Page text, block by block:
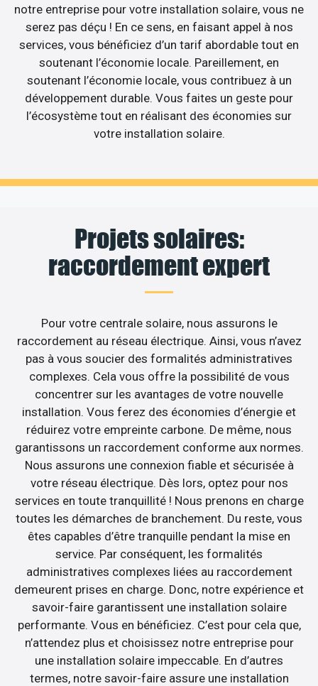
notre entreprise pour votre installation solaire, vous ne
serez pas déçu ! En ce sens, en faisant appel à nos
services, vous bénéficiez d’un tarif abordable tout en
soutenant l’économie locale. Pareillement, en
soutenant l’économie locale, vous contribuez à un
développement durable. Vous faites un geste pour
l’écosystème tout en réalisant des économies sur
votre installation solaire.
Projets solaires:
raccordement expert
Pour votre centrale solaire, nous assurons le
raccordement au réseau électrique. Ainsi, vous n’avez
pas à vous soucier des formalités administratives
complexes. Cela vous offre la possibilité de vous
concentrer sur les avantages de votre nouvelle
installation. Vous ferez des économies d’énergie et
réduirez votre empreinte carbone. De même, nous
garantissons un raccordement conforme aux normes.
Nous assurons une connexion fiable et sécurisée à
votre réseau électrique. Dès lors, optez pour nos
services en toute tranquillité ! Nous prenons en charge
toutes les démarches de branchement. Du reste, vous
êtes capables d’être tranquille pendant la mise en
service. Par conséquent, les formalités
administratives complexes liées au raccordement
demeurent prises en charge. Donc, notre expérience et
savoir-faire garantissent une installation solaire
performante. Vous en bénéficiez. C’est pour cela que,
n’attendez plus et choisissez notre entreprise pour
une installation solaire impeccable. En d’autres
termes, notre savoir-faire assure une installation